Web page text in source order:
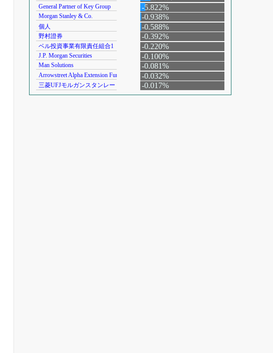
General Partner of Key Group -5.822%
Morgan Stanley & Co. -0.938%
個人 -0.588%
野村證券 -0.392%
ベル投資事業有限責任組合1 -0.220%
J.P. Morgan Securities -0.100%
Man Solutions -0.081%
Arrowstreet Alpha Extension Fund -0.032%
三菱UFJモルガンスタンレー -0.017%